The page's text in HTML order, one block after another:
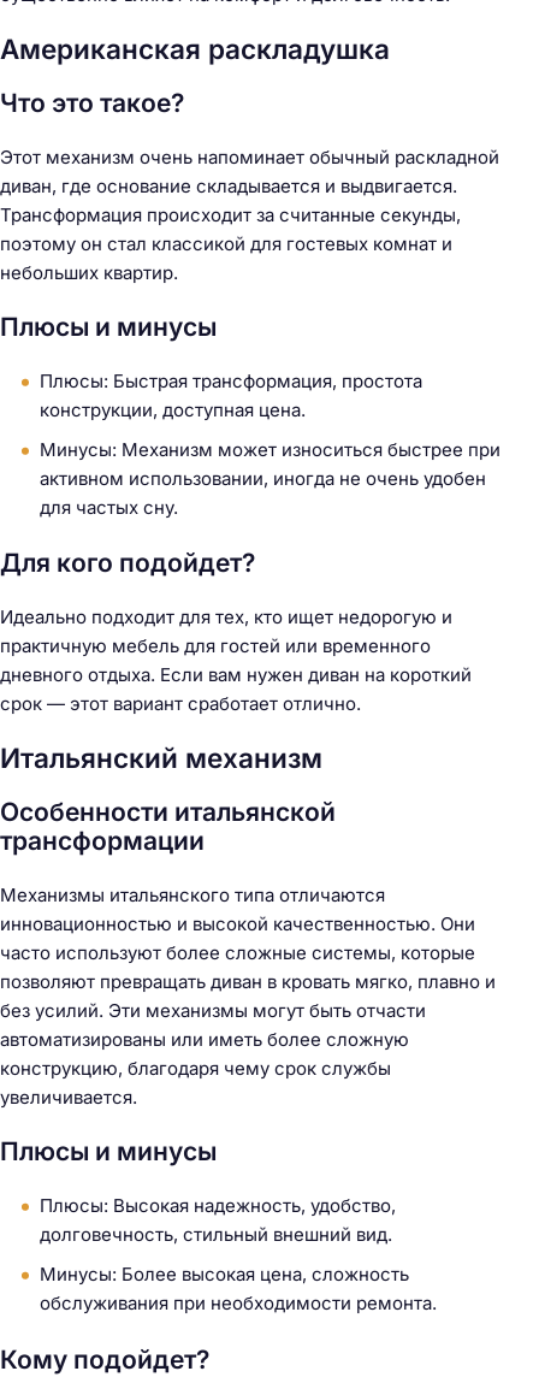
Американская раскладушка
Что это такое?
Этот механизм очень напоминает обычный раскладной
диван, где основание складывается и выдвигается.
Трансформация происходит за считанные секунды,
поэтому он стал классикой для гостевых комнат и
небольших квартир.
Плюсы и минусы
Плюсы: Быстрая трансформация, простота
конструкции, доступная цена.
Минусы: Механизм может износиться быстрее при
активном использовании, иногда не очень удобен
для частых сну.
Для кого подойдет?
Идеально подходит для тех, кто ищет недорогую и
практичную мебель для гостей или временного
дневного отдыха. Если вам нужен диван на короткий
срок — этот вариант сработает отлично.
Итальянский механизм
Особенности итальянской
трансформации
Механизмы итальянского типа отличаются
инновационностью и высокой качественностью. Они
часто используют более сложные системы, которые
позволяют превращать диван в кровать мягко, плавно и
без усилий. Эти механизмы могут быть отчасти
автоматизированы или иметь более сложную
конструкцию, благодаря чему срок службы
увеличивается.
Плюсы и минусы
Плюсы: Высокая надежность, удобство,
долговечность, стильный внешний вид.
Минусы: Более высокая цена, сложность
обслуживания при необходимости ремонта.
Кому подойдет?